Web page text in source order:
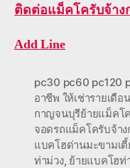
ติดต่อแม็คโครับจ้า
Add Line
pc30 pc60 pc120
อาชีพ ให้เช่ารายเดื
กาญจนบุรีย้ายแม็คโค
จอดรถแม็คโครับจ้า
แบคโฮด่านมะขามเตี้
ท่าม่วง, ย้ายแบคโฮท่